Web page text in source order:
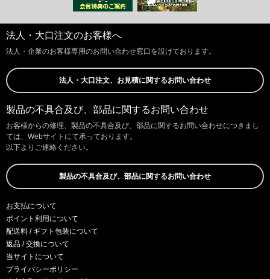
法人・大口注文のお客様へ
法人・企業のお客様専用のお問い合わせ窓口を設けております。
法人・大口注文、お見積に関するお問い合わせ
製品の不具合及び、部品に関するお問い合わせ
お客様からの修理、製品の不具合及び、部品に関するお問い合わせにつきまし
ては、Webサイトにて承っております。
以下よりご連絡ください。
製品の不具合及び、部品に関するお問い合わせ
お支払について
ポイント利用について
配送料 / ギフト包装について
返品 / 交換について
当サイトについて
プライバシーポリシー